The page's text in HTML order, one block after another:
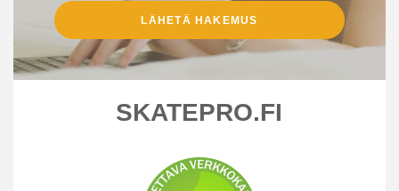
LÄHETÄ HAKEMUS
SKATEPRO.FI